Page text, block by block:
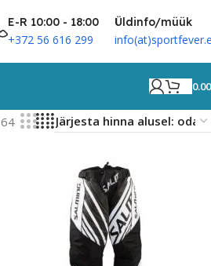
E-R 10:00 - 18:00
+372 56 616 299
Üldinfo/müük
64